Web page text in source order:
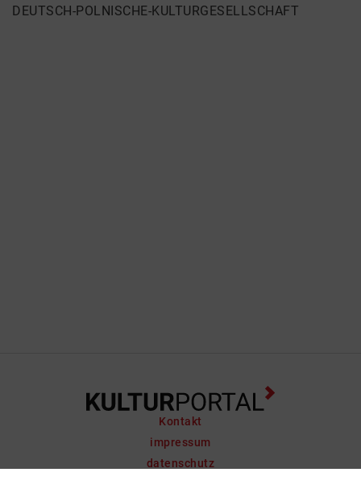
DEUTSCH-POLNISCHE-KULTURGESELLSCHAFT
Kontakt
impressum
datenschutz